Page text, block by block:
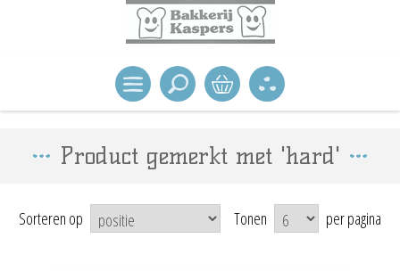
Product gemerkt met 'hard'
Sorteren op Tonen per pagina